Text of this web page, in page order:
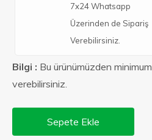
7x24 Whatsapp
Üzerinden de Sipariş
Verebilirsiniz.
Bilgi : Bu ürünümüzden minimum
verebilirsiniz.
Sepete Ekle